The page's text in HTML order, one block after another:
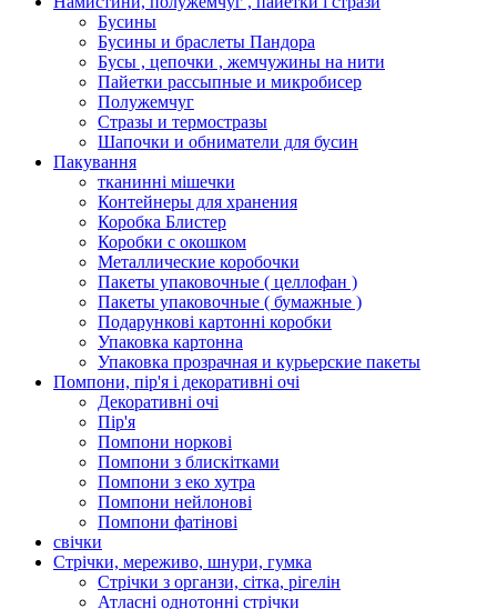
Бусины
Бусины и браслеты Пандора
Бусы , цепочки , жемчужины на нити
Пайетки рассыпные и микробисер
Полужемчуг
Стразы и термостразы
Шапочки и обниматели для бусин
Пакування
тканинні мішечки
Контейнеры для хранения
Коробка Блистер
Коробки с окошком
Металлические коробочки
Пакеты упаковочные ( целлофан )
Пакеты упаковочные ( бумажные )
Подарункові картонні коробки
Упаковка картонна
Упаковка прозрачная и курьерские пакеты
Помпони, пір'я і декоративні очі
Декоративні очі
Пір'я
Помпони норкові
Помпони з блискітками
Помпони з еко хутра
Помпони нейлонові
Помпони фатінові
свічки
Стрічки, мереживо, шнури, гумка
Стрічки з органзи, сітка, рігелін
Атласні однотонні стрічки